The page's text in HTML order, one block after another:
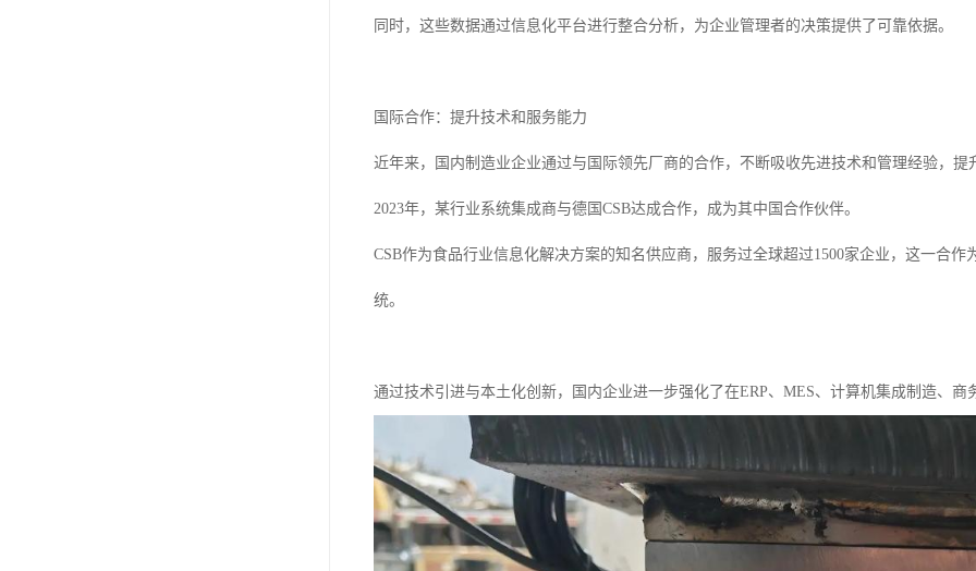
同时，这些数据通过信息化平台进行整合分析，为企业管理者的决策提供了可靠依据。
国际合作：提升技术和服务能力
近年来，国内制造业企业通过与国际领先厂商的合作，不断吸收先进技术和管理经验，
2023年，某行业系统集成商与德国CSB达成合作，成为其中国合作伙伴。
CSB作为食品行业信息化解决方案的知名供应商，服务过全球超过1500家企业，这一合
统。
通过技术引进与本土化创新，国内企业进一步强化了在ERP、MES、计算机集成制造、商